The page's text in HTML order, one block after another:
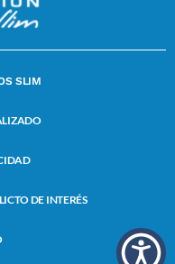
SLIM
DE INTERÉS